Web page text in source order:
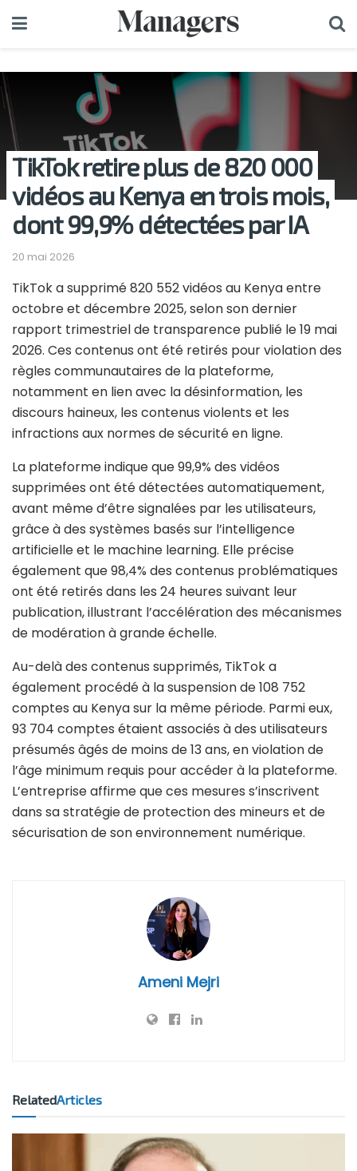
TikTok retire plus de 820 000
vidéos au Kenya en trois mois,
dont 99,9% détectées par IA
20 mai 2026
TikTok a supprimé 820 552 vidéos au Kenya entre
octobre et décembre 2025, selon son dernier
rapport trimestriel de transparence publié le 19 mai
2026. Ces contenus ont été retirés pour violation des
règles communautaires de la plateforme,
notamment en lien avec la désinformation, les
discours haineux, les contenus violents et les
infractions aux normes de sécurité en ligne.
La plateforme indique que 99,9% des vidéos
supprimées ont été détectées automatiquement,
avant même d’être signalées par les utilisateurs,
grâce à des systèmes basés sur l’intelligence
artificielle et le machine learning. Elle précise
également que 98,4% des contenus problématiques
ont été retirés dans les 24 heures suivant leur
publication, illustrant l’accélération des mécanismes
de modération à grande échelle.
Au-delà des contenus supprimés, TikTok a
également procédé à la suspension de 108 752
comptes au Kenya sur la même période. Parmi eux,
93 704 comptes étaient associés à des utilisateurs
présumés âgés de moins de 13 ans, en violation de
l’âge minimum requis pour accéder à la plateforme.
L’entreprise affirme que ces mesures s’inscrivent
dans sa stratégie de protection des mineurs et de
sécurisation de son environnement numérique.
Ameni Mejri
RelatedArticles